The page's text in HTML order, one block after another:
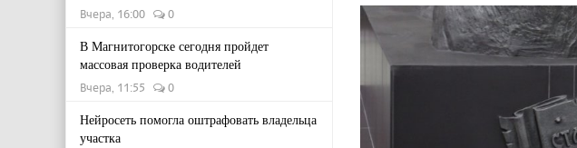
Вчера, 16:00 0
В Магнитогорске сегодня пройдет
массовая проверка водителей
Вчера, 11:55 0
Нейросеть помогла оштрафовать владельца
участка